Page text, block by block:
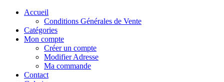
Accueil
Conditions Générales de Vente
Catégories
Mon compte
Créer un compte
Modifier Adresse
Ma commande
Contact